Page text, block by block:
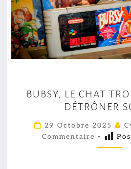
U
B
S
Y
,
BUBSY, LE CHAT
DÉTRÔNER
29 Octobre 2025
Commentaire -